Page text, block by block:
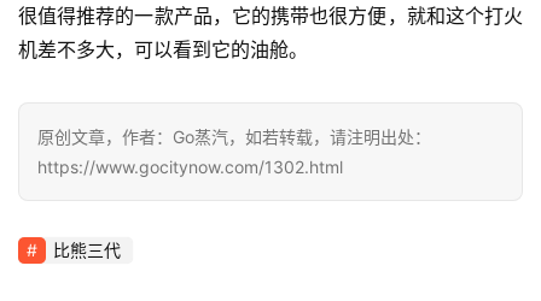
电
评
测
通
配
很值得推荐的一款产品，它的携带也很方便，就和这个打火
机差不多大，可以看到它的油舱。
原创文章，作者：Go蒸汽，如若转载，请注明出处：
https://www.gocitynow.com/1302.html
比熊三代